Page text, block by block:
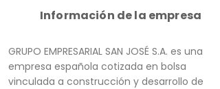
Información de la empresa
GRUPO EMPRESARIAL SAN JOSÉ S.A. es una
empresa española cotizada en bolsa
vinculada a construcción y desarrollo de